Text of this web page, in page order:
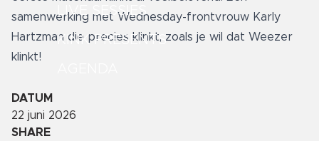
LIVE SESSIES
KINK PRESENTS
samenwerking met Wednesday-frontvrouw Karly
Hartzman die precies klinkt, zoals je wil dat Weezer
klinkt!
DATUM
22 juni 2026
SHARE